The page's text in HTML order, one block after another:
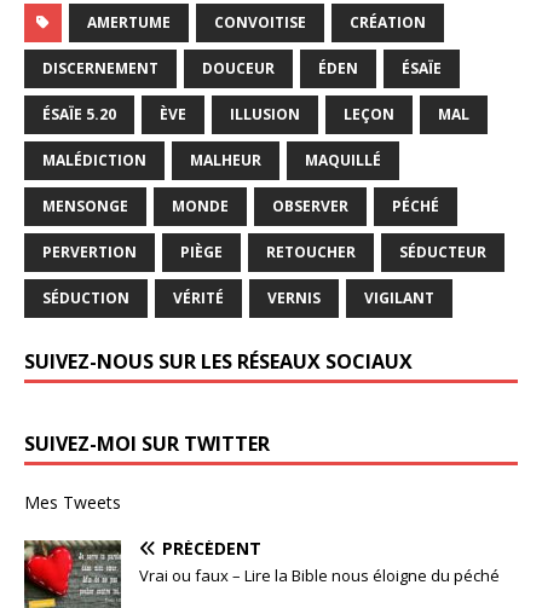
AMERTUME CONVOITISE CRÉATION
DISCERNEMENT DOUCEUR ÉDEN ÉSAÏE
ÉSAÏE 5.20 ÈVE ILLUSION LEÇON MAL
MALÉDICTION MALHEUR MAQUILLÉ
MENSONGE MONDE OBSERVER PÉCHÉ
PERVERTION PIÈGE RETOUCHER SÉDUCTEUR
SÉDUCTION VÉRITÉ VERNIS VIGILANT
SUIVEZ-NOUS SUR LES RÉSEAUX SOCIAUX
SUIVEZ-MOI SUR TWITTER
Mes Tweets
PRÉCÉDENT
Vrai ou faux – Lire la Bible nous éloigne du péché